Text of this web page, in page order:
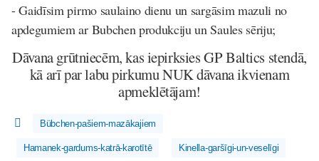
- Gaidīsim pirmo saulaino dienu un sargāsim mazuli no
apdegumiem ar Bubchen produkciju un Saules sēriju;
Dāvana grūtniecēm, kas iepirksies GP Baltics stendā,
kā arī par labu pirkumu NUK dāvana ikvienam
apmeklētājam!
Bübchen-pašiem-mazākajiem
Hamanek-gardums-katrā-karotītē Kinella-garšīgi-un-veselīgi